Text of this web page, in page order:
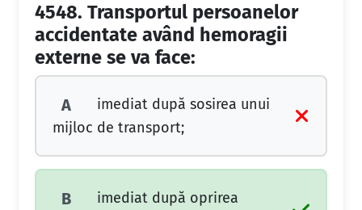
4548. Transportul persoanelor
accidentate având hemoragii
externe se va face:
A
imediat după sosirea unui
mijloc de transport;
B
imediat după oprirea